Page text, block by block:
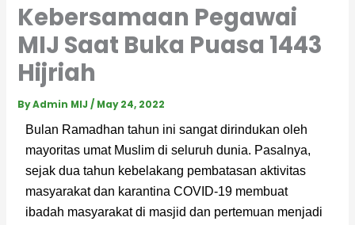
Kebersamaan Pegawai
MIJ Saat Buka Puasa 1443
Hijriah
ByAdmin MIJ/ May 24, 2022
Bulan Ramadhan tahun ini sangat dirindukan oleh
mayoritas umat Muslim di seluruh dunia. Pasalnya,
sejak dua tahun kebelakang pembatasan aktivitas
masyarakat dan karantina COVID-19 membuat
ibadah masyarakat di masjid dan pertemuan menjadi